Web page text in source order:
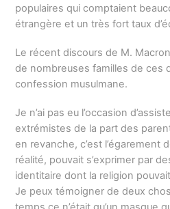
populaires qui comptaient
étrangère et un très fort taux
Le récent discours de M.
de nombreuses familles de ces
confession musulmane.
Je n’ai pas eu l’occasion
extrémistes de la part des
en revanche, c’est l’égarement
réalité, pouvait s’exprimer par
identitaire dont la religion
Je peux témoigner de deux